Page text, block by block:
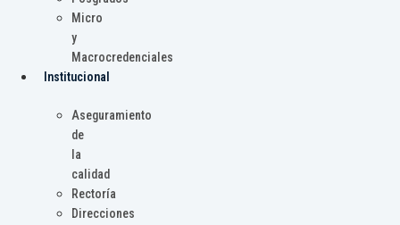
Micro
y
Macrocredenciales
Institucional
Aseguramiento
de
la
calidad
Rectoría
Direcciones